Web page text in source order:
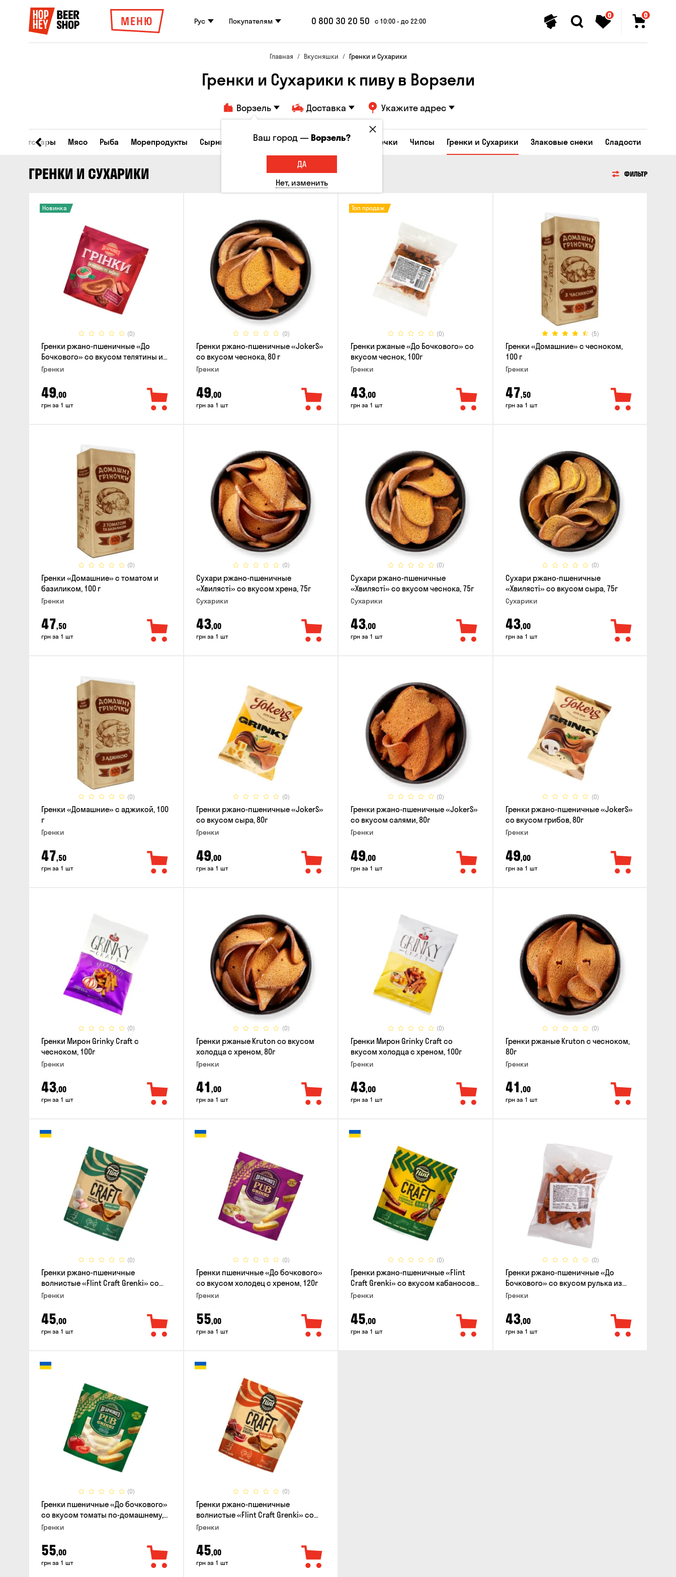
МЕНЮ Рус Покупателям 0 800 30 20 50 с 10:00 - до 22:00
0 0
Главная Вкусняшки Гренки и Сухарики
Гренки и Сухарики к пиву в Ворзели
Ворзель Доставка Укажите адрес
Все товары Мясо Рыба Морепродукты Сырные закуски Орешки Кукуруза Семечки Чипсы Гренки и Сухарики Злаковые снеки Сладости
ГРЕНКИ И СУХАРИКИ ФИЛЬТР
(0)
Новинка
Гренки ржано-пшеничные «До
Бочкового» со вкусом телятины и
аджики, 75г
Гренки
49,00
грн за 1 шт
(0)
Гренки ржано-пшеничные «JokerS»
со вкусом чеснока, 80 г
Гренки
49,00
грн за 1 шт
(0)
Топ продаж
Гренки ржаные «До Бочкового» со
вкусом чеснок, 100г
Гренки
43,00
грн за 1 шт
(5)
Гренки «Домашние» с чесноком,
100 г
Гренки
47,50
грн за 1 шт
(0)
Гренки «Домашние» с томатом и
базиликом, 100 г
Гренки
47,50
грн за 1 шт
(0)
Сухари ржано-пшеничные
«Хвилясті» со вкусом хрена, 75г
Сухарики
43,00
грн за 1 шт
(0)
Сухари ржано-пшеничные
«Хвилясті» со вкусом чеснока, 75г
Сухарики
43,00
грн за 1 шт
(0)
Сухари ржано-пшеничные
«Хвилясті» со вкусом сыра, 75г
Сухарики
43,00
грн за 1 шт
(0)
Гренки «Домашние» с аджикой, 100
г
Гренки
47,50
грн за 1 шт
(0)
Гренки ржано-пшеничные «JokerS»
со вкусом сыра, 80г
Гренки
49,00
грн за 1 шт
(0)
Гренки ржано-пшеничные «JokerS»
со вкусом салями, 80г
Гренки
49,00
грн за 1 шт
(0)
Гренки ржано-пшеничные «JokerS»
со вкусом грибов, 80г
Гренки
49,00
грн за 1 шт
(0)
Гренки Мирон Grinky Craft с
чесноком, 100г
Гренки
43,00
грн за 1 шт
(0)
Гренки ржаные Kruton со вкусом
холодца с хреном, 80г
Гренки
41 ,00
грн за 1 шт
(0)
Гренки Мирон Grinky Craft со
вкусом холодца с хреном, 100г
Гренки
43,00
грн за 1 шт
(0)
Гренки ржаные Kruton с чесноком,
80г
Гренки
41 ,00
грн за 1 шт
(0)
Гренки ржано-пшеничные
волнистые «Flint Craft Grenki» со
вкусом чеснока, 80г
Гренки
45,00
грн за 1 шт
(0)
Гренки пшеничные «До бочкового»
со вкусом холодец с хреном, 120г
Гренки
55,00
грн за 1 шт
(0)
Гренки ржано-пшеничные «Flint
Craft Grenki» со вкусом кабаносов
и горчицы, 80г
Гренки
45,00
грн за 1 шт
(0)
Гренки ржано-пшеничные «До
Бочкового» со вкусом рулька из
печи, 100г
Гренки
43,00
грн за 1 шт
(0)
Гренки пшеничные «До бочкового»
со вкусом томаты по-домашнему,
120г
Гренки
55,00
грн за 1 шт
(0)
Гренки ржано-пшеничные
волнистые «Flint Craft Grenki» со
вкусом острых джерки, 80г
Гренки
45,00
грн за 1 шт
Ваш город —Ворзель?
ДА
Нет, изменить